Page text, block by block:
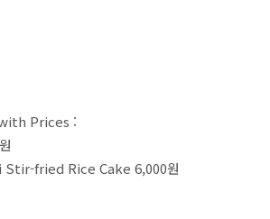
Prices :
fried Rice Cake 6,000원